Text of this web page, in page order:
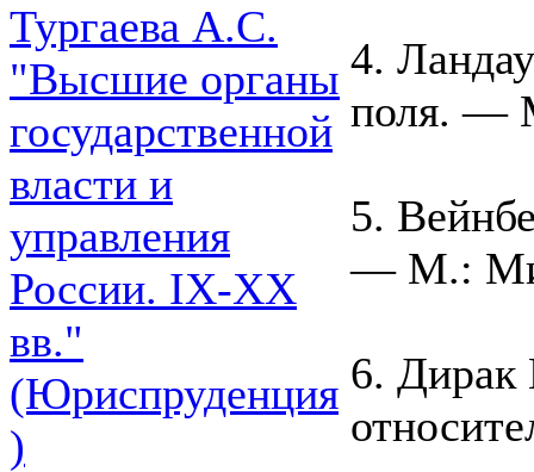
Тургаева А.С.
"Высшие органы
государственной
власти и
управления
России. IХ-ХХ
вв."
(Юриспруденция
)
4.
поля. —
5.
— M.:
6.